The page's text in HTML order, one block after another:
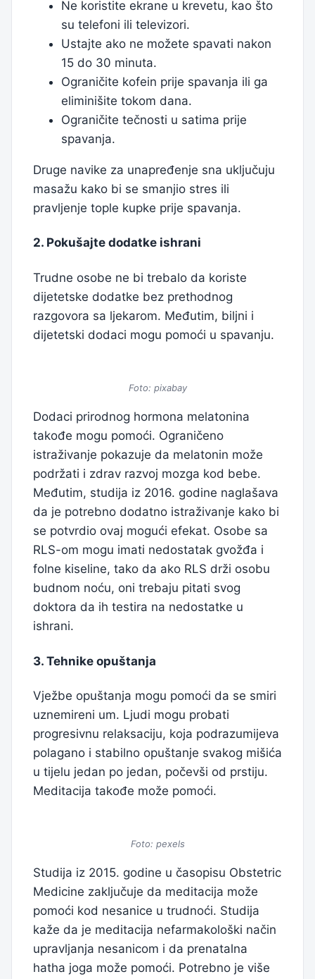
Ne koristite ekrane u krevetu, kao što
su telefoni ili televizori.
Ustajte ako ne možete spavati nakon
15 do 30 minuta.
Ograničite kofein prije spavanja ili ga
eliminišite tokom dana.
Ograničite tečnosti u satima prije
spavanja.
Druge navike za unapređenje sna uključuju
masažu kako bi se smanjio stres ili
pravljenje tople kupke prije spavanja.
2. Pokušajte dodatke ishrani
Trudne osobe ne bi trebalo da koriste
dijetetske dodatke bez prethodnog
razgovora sa ljekarom. Međutim, biljni i
dijetetski dodaci mogu pomoći u spavanju.
Foto: pixabay
Dodaci prirodnog hormona melatonina
takođe mogu pomoći. Ograničeno
istraživanje pokazuje da melatonin može
podržati i zdrav razvoj mozga kod bebe.
Međutim, studija iz 2016. godine naglašava
da je potrebno dodatno istraživanje kako bi
se potvrdio ovaj mogući efekat. Osobe sa
RLS-om mogu imati nedostatak gvožđa i
folne kiseline, tako da ako RLS drži osobu
budnom noću, oni trebaju pitati svog
doktora da ih testira na nedostatke u
ishrani.
3. Tehnike opuštanja
Vježbe opuštanja mogu pomoći da se smiri
uznemireni um. Ljudi mogu probati
progresivnu relaksaciju, koja podrazumijeva
polagano i stabilno opuštanje svakog mišića
u tijelu jedan po jedan, počevši od prstiju.
Meditacija takođe može pomoći.
Foto: pexels
Studija iz 2015. godine u časopisu Obstetric
Medicine zaključuje da meditacija može
pomoći kod nesanice u trudnoći. Studija
kaže da je meditacija nefarmakološki način
upravljanja nesanicom i da prenatalna
hatha joga može pomoći. Potrebno je više